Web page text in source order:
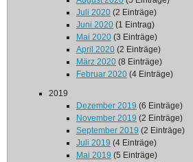
Juli 2020 (2 Einträge)
Juni 2020 (1 Eintrag)
Mai 2020 (3 Einträge)
April 2020 (2 Einträge)
März 2020 (8 Einträge)
Februar 2020 (4 Einträge)
2019
Dezember 2019 (6 Einträge)
November 2019 (2 Einträge)
September 2019 (2 Einträge)
Juli 2019 (4 Einträge)
Mai 2019 (5 Einträge)